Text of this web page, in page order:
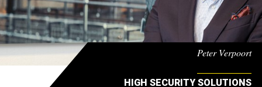
Peter Verpoort
HIGH SECURITY SOLUTIONS